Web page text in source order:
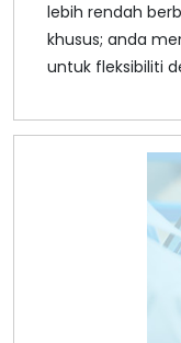
lebih rendah
khusus; anda
untuk fleksibiliti